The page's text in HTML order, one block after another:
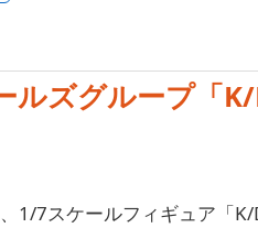
ルズグループ「
1/7スケールフィギュア「